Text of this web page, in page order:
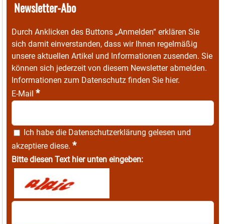
Newsletter-Abo
Durch Anklicken des Buttons „Anmelden“ erklären Sie
sich damit einverstanden, dass wir Ihnen regelmäßig
unsere aktuellen Artikel und Informationen zusenden. Sie
können sich jederzeit von diesem Newsletter abmelden.
Informationen zum Datenschutz finden Sie hier.
E-Mail *
Ich habe die Datenschutzerklärung gelesen und
akzeptiere diese. *
Bitte diesen Text hier unten eingeben: